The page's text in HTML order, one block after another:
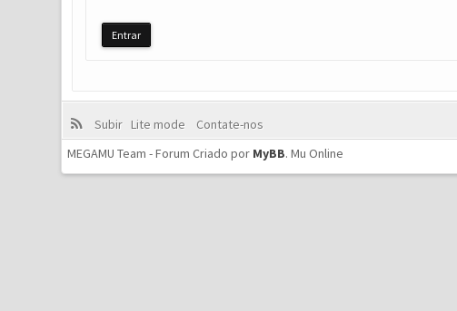
Subir Lite mode
Contate-nos
MEGAMU Team - Forum Criado por MyBB.Mu Online